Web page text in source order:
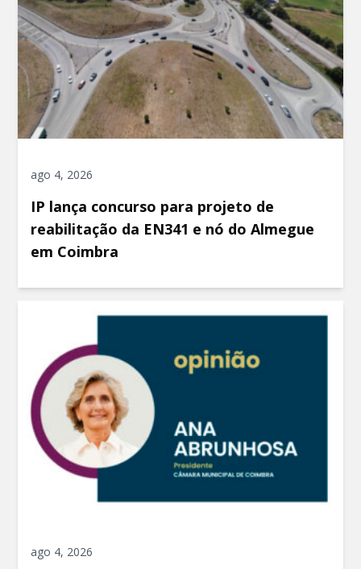
ago 4, 2026
IP lança concurso para projeto de
reabilitação da EN341 e nó do Almegue
em Coimbra
ago 4, 2026